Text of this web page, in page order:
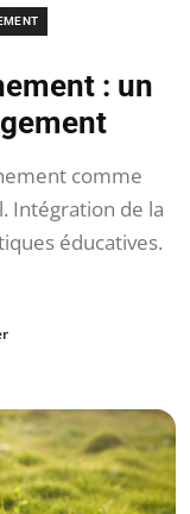
: un
comme
Intégration de la
éducatives.